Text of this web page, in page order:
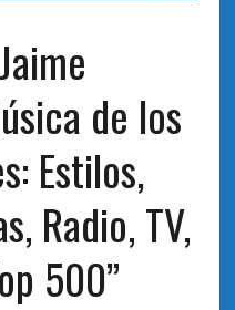
de los
Estilos,
Radio, TV,
500”